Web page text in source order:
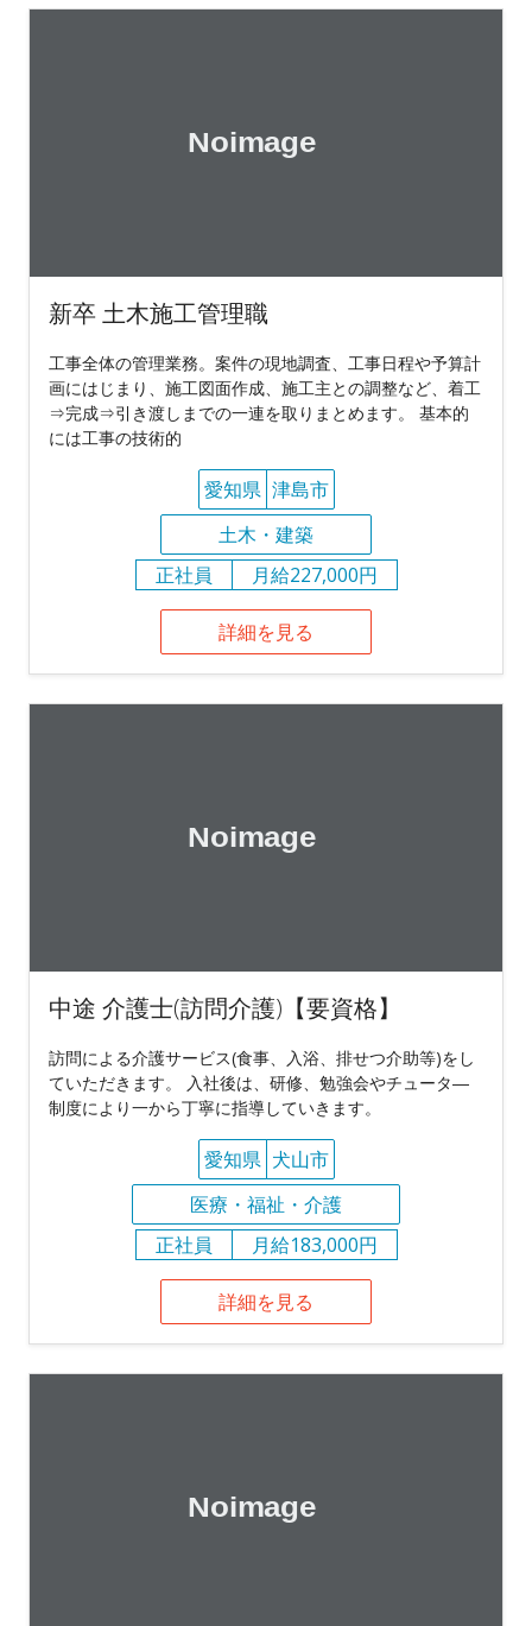
新卒 土木施工管理職
工事全体の管理業務。案件の現地調査、工事日程や予算計
画にはじまり、施工図面作成、施工主との調整など、着工
⇒完成⇒引き渡しまでの一連を取りまとめます。 基本的
には工事の技術的
愛知県 津島市
土木・建築
正社員
月給227,000円
詳細を見る
中途 介護士(訪問介護)【要資格】
訪問による介護サービス(食事、入浴、排せつ介助等)をし
ていただきます。 入社後は、研修、勉強会やチュータ―
制度により一から丁寧に指導していきます。
愛知県 犬山市
医療・福祉・介護
正社員
月給183,000円
詳細を見る